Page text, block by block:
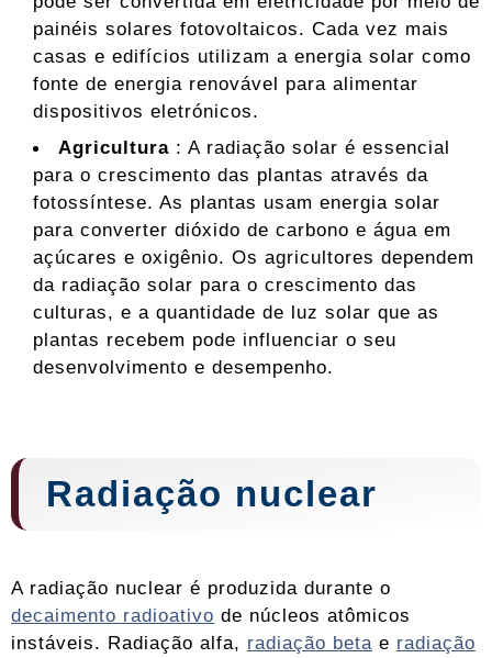
painéis solares fotovoltaicos. Cada vez mais
casas e edifícios utilizam a energia solar como
fonte de energia renovável para alimentar
dispositivos eletrónicos.
Agricultura : A radiação solar é essencial
para o crescimento das plantas através da
fotossíntese. As plantas usam energia solar
para converter dióxido de carbono e água em
açúcares e oxigênio. Os agricultores dependem
da radiação solar para o crescimento das
culturas, e a quantidade de luz solar que as
plantas recebem pode influenciar o seu
desenvolvimento e desempenho.
Radiação nuclear
A radiação nuclear é produzida durante o
decaimento radioativo de núcleos atômicos
instáveis. Radiação alfa, radiação beta e radiação